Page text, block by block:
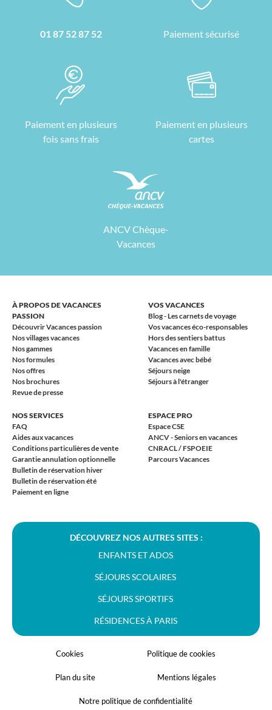
01 87 52 87 52 Paiement sécurisé
Paiement en plusieurs
fois sans frais
Paiement en plusieurs
cartes
ANCV Chèque-
Vacances
À PROPOS DE VACANCES
PASSION
Découvrir Vacances passion
Nos villages vacances
Nos gammes
Nos formules
Nos offres
Nos brochures
Revue de presse
VOS VACANCES
Blog - Les carnets de voyage
Vos vacances éco-responsables
Hors des sentiers battus
Vacances en famille
Vacances avec bébé
Séjours neige
Séjours à l'étranger
NOS SERVICES
FAQ
Aides aux vacances
Conditions particulières de vente
Garantie annulation optionnelle
Bulletin de réservation hiver
Bulletin de réservation été
Paiement en ligne
ESPACE PRO
Espace CSE
ANCV - Seniors en vacances
CNRACL / FSPOEIE
Parcours Vacances
DÉCOUVREZ NOS AUTRES SITES :
ENFANTS ET ADOS
SÉJOURS SCOLAIRES
SÉJOURS SPORTIFS
RÉSIDENCES À PARIS
Cookies Politique de cookies
Plan du site Mentions légales
Notre politique de confidentialité